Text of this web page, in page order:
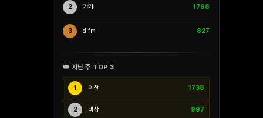
2 캬캬 1798
3 difm 827
👑 지난 주 TOP 3
1 이찬 1738
2 비상 997